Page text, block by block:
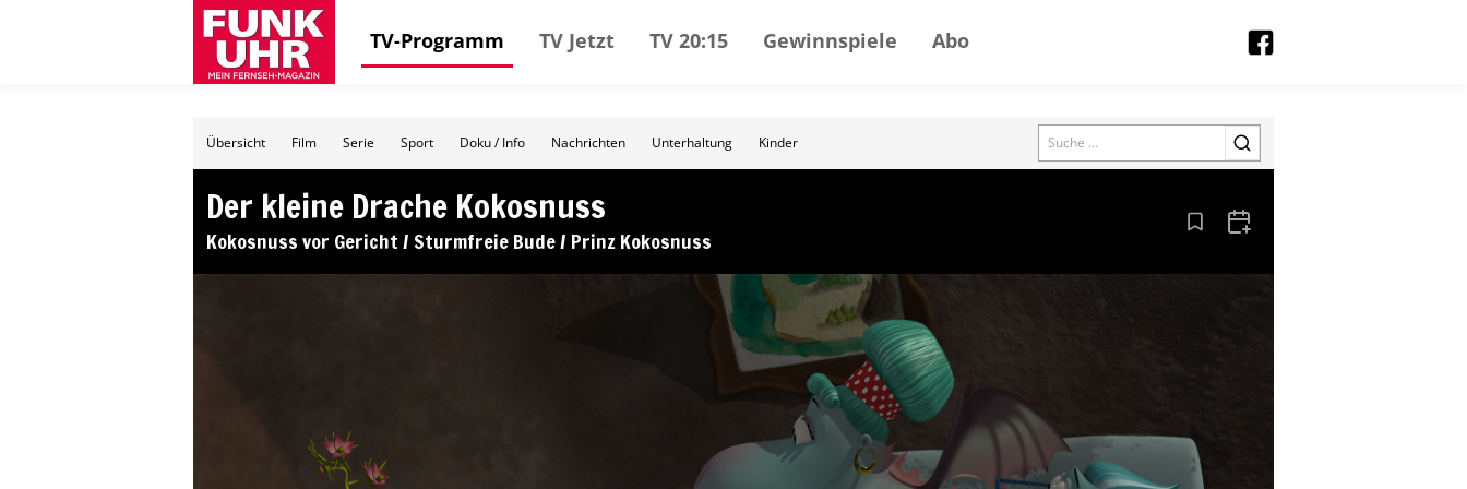
TV-Programm TV Jetzt TV 20:15 Gewinnspiele Abo
Übersicht Film Serie Sport Doku / Info Nachrichten Unterhaltung Kinder Search
Der kleine Drache Kokosnuss
Kokosnuss vor Gericht / Sturmfreie Bude / Prinz Kokosnuss Aus den Lesezeichen entfernen
Zum Kalender hinzufügen